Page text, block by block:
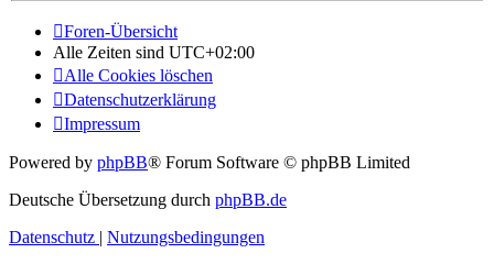
Foren-Übersicht
Alle Zeiten sind UTC+02:00
Alle Cookies löschen
Datenschutzerklärung
Impressum
Powered by phpBB® Forum Software © phpBB Limited
Deutsche Übersetzung durch phpBB.de
Datenschutz | Nutzungsbedingungen